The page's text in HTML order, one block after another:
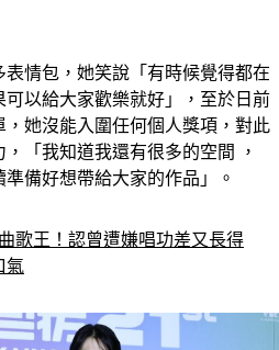
情包，她笑說「有時候覺得都在
以給大家歡樂就好」，至於日前
她沒能入圍任何個人獎項，對此
「我知道我還有很多的空間 ，
備好想帶給大家的作品」。
歌王！認曾遭嫌唱功差又長得
氣